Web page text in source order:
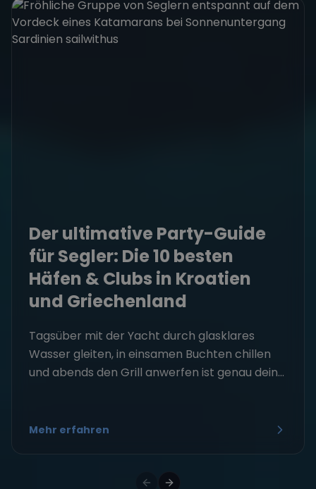
Der ultimative Party-Guide
für Segler: Die 10 besten
Häfen & Clubs in Kroatien
und Griechenland
Tagsüber mit der Yacht durch glasklares
Wasser gleiten, in einsamen Buchten chillen
und abends den Grill anwerfen ist genau dein...
Mehr erfahren